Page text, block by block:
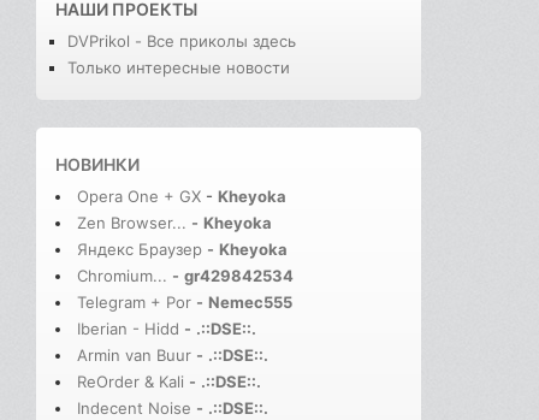
НАШИ ПРОЕКТЫ
DVPrikol - Все приколы здесь
Только интересные новости
НОВИНКИ
Opera One + GX - Kheyoka
Zen Browser... - Kheyoka
Яндекс Браузер - Kheyoka
Chromium... - gr429842534
Telegram + Por - Nemec555
Iberian - Hidd - .::DSE::.
Armin van Buur - .::DSE::.
ReOrder & Kali - .::DSE::.
Indecent Noise - .::DSE::.